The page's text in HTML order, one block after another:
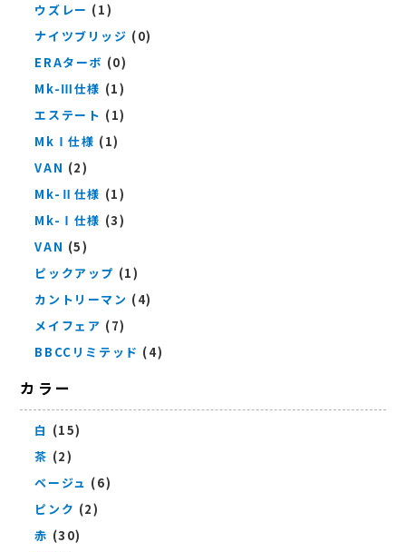
ウズレー (1)
ナイツブリッジ (0)
ERAターボ (0)
Mk-Ⅲ仕様 (1)
エステート (1)
MkⅠ仕様 (1)
VAN (2)
Mk-Ⅱ仕様 (1)
Mk-Ⅰ仕様 (3)
VAN (5)
ピックアップ (1)
カントリーマン (4)
メイフェア (7)
BBCCリミテッド (4)
カラー
白 (15)
茶 (2)
ベージュ (6)
ピンク (2)
赤 (30)